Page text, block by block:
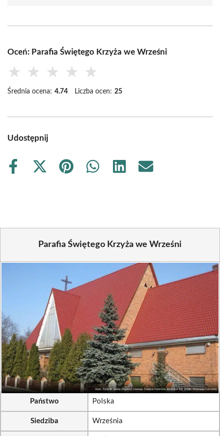
Oceń: Parafia Świętego Krzyża we Wrześni
★ ★ ★ ★ ★
Średnia ocena: 4.74 Liczba ocen: 25
Udostępnij
Share
Share
Share
Share
Share
Share
Parafia Świętego Krzyża we Wrześni
Państwo Polska
Siedziba Września